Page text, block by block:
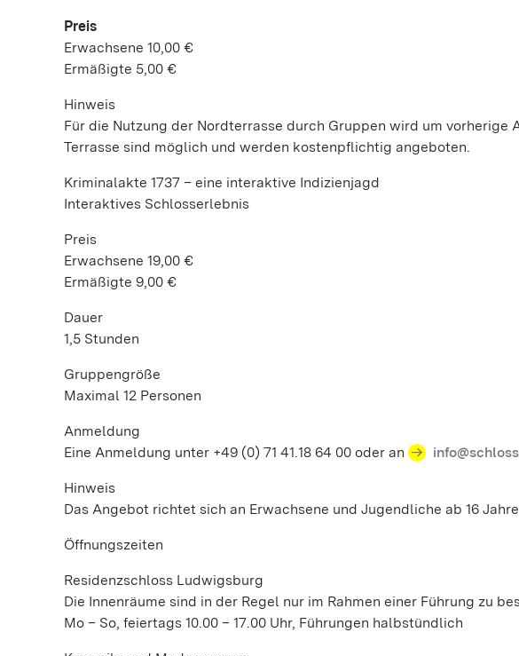
Preis
Erwachsene 10,00 €
Ermäßigte 5,00 €
Hinweis
Für die Nutzung der Nordterrasse durch Gruppen wird um
Terrasse sind möglich und werden kostenpflichtig angeboten.
Kriminalakte 1737 – eine interaktive Indizienjagd
Interaktives Schlosserlebnis
Preis
Erwachsene 19,00 €
Ermäßigte 9,00 €
Dauer
1,5 Stunden
Gruppengröße
Maximal 12 Personen
Anmeldung
Eine Anmeldung unter +49 (0) 71 41.18 64 00 oder an
Hinweis
Das Angebot richtet sich an Erwachsene und Jugendliche ab 16
Öffnungszeiten
Residenzschloss Ludwigsburg
Die Innenräume sind in der Regel nur im Rahmen einer Führung zu
Mo – So, feiertags 10.00 – 17.00 Uhr, Führungen halbstündlich